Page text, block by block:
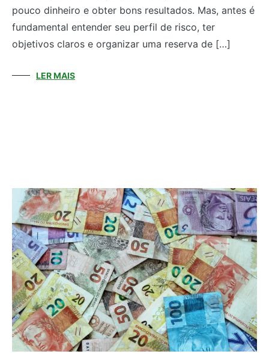
pouco dinheiro e obter bons resultados. Mas, antes é
fundamental entender seu perfil de risco, ter
objetivos claros e organizar uma reserva de […]
LER MAIS